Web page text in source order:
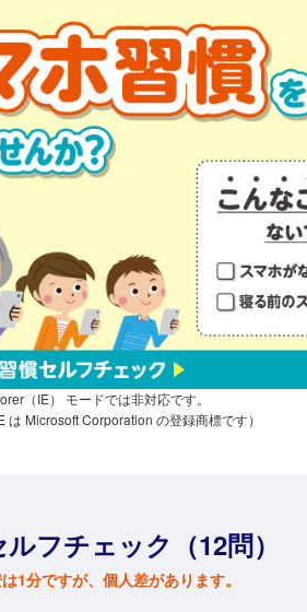
（IE） モードでは非対応です。
は Microsoft Corporation の登録商標です）
フチェック （12問）
1分ですが、個人差があります。